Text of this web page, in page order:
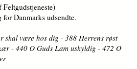
Feltgudstjeneste)
Danmarks udsendte.
skal være hos dig - 388 Herrens røst
- 440 O Guds Lam uskyldig - 472 O